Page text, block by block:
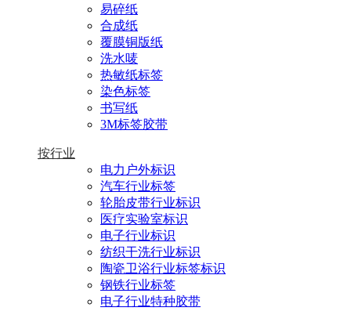
易碎纸
合成纸
覆膜铜版纸
洗水唛
热敏纸标签
染色标签
书写纸
3M标签胶带
按行业
电力户外标识
汽车行业标签
轮胎皮带行业标识
医疗实验室标识
电子行业标识
纺织干洗行业标识
陶瓷卫浴行业标签标识
钢铁行业标签
电子行业特种胶带